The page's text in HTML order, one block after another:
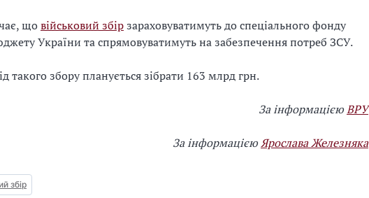
щовійськовий збірзараховуватимуть до спеціального фонду
України та спрямовуватимуть на забезпечення потреб ЗСУ.
такого збору планується зібрати 163 млрд грн.
За інформацієюВРУ
За інформацієюЯрослава Железняка
збір